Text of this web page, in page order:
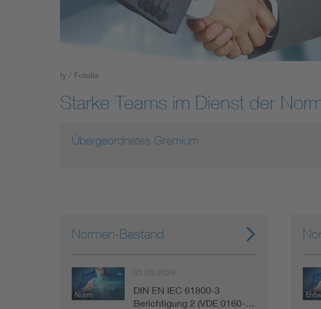
Industry
Mobility
Smart Cities
DIN
ty / Fotolia
Starke Teams im Dienst der
Übergeordnetes Gremium
Normen-Bestand
Norm
01.09.2026
DIN EN IEC 61800-3
Berichtigung 2 (VDE 0160-…